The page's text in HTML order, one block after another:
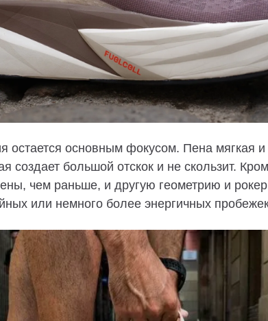
остается основным фокусом. Пена мягкая
создает большой отскок и не скользит.
чем раньше, и другую геометрию и
или немного более энергичных